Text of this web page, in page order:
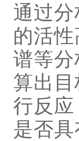
通过
的活
谱等
算出
行反
是否